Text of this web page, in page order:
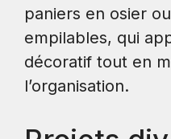
paniers en osier
empilables, qui
décoratif tout en
l’organisation.